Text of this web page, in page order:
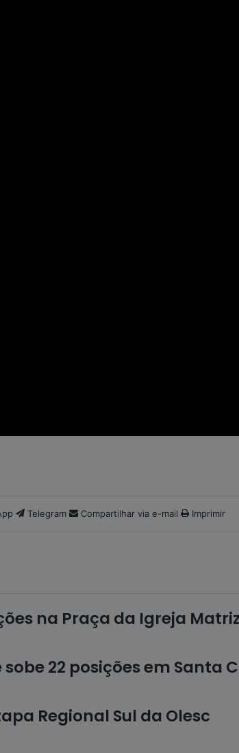
Telegram Compartilhar via e-mail Imprimir
na Praça da Igreja
22 posições em Santa
Regional Sul da Olesc